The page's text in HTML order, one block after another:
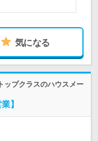
気になる
ップクラスのハウスメー
】